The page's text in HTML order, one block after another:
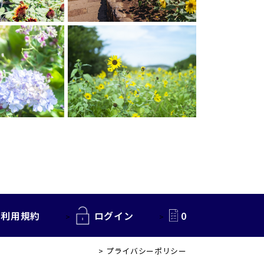
利用規約 ログイン 0
プライバシーポリシー